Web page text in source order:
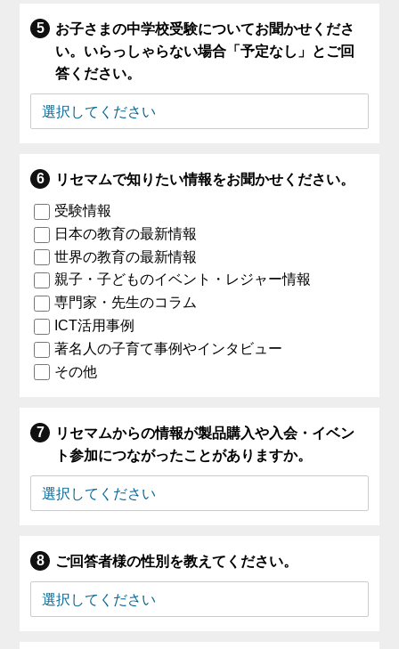
お子さまの中学校受験についてお聞かせくださ
い。いらっしゃらない場合「予定なし」とご回
答ください。
リセマムで知りたい情報をお聞かせください。
受験情報
日本の教育の最新情報
世界の教育の最新情報
親子・子どものイベント・レジャー情報
専門家・先生のコラム
ICT活用事例
著名人の子育て事例やインタビュー
その他
リセマムからの情報が製品購入や入会・イベン
ト参加につながったことがありますか。
ご回答者様の性別を教えてください。